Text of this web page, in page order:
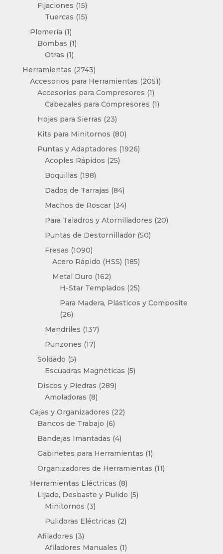
Fijaciones 1515
productos
Tuercas 1515
Plomería 11
producto
Bombas 11
Otras 11
producto
Herramientas 27432743
productos
Accesorios para Herramientas 20512051
Accesorios para Compresores 11
producto
Cabezales para Compresores 11
Hojas para Sierras 2323
productos
Kits para Minitornos 8080
productos
Puntas y Adaptadores 19261926
Acoples Rápidos 2525
Boquillas 198198
productos
Dados de Tarrajas 8484
productos
Machos de Roscar 3434
productos
Para Taladros y Atornilladores 2020
Puntas de Destornillador 5050
Fresas 10901090
productos
Acero Rápido (HSS) 185185
Metal Duro 162162
productos
H-Star Templados 2525
productos
Para Madera, Plásticos y Composite
2626
productos
Mandriles 137137
Punzones 1717
Soldado 55
productos
Escuadras Magnéticas 55
Discos y Piedras 289289
Amoladoras 88
productos
Cajas y Organizadores 2222
Bancos de Trabajo 66
productos
Bandejas Imantadas 44
productos
Gabinetes para Herramientas 11
producto
Organizadores de Herramientas 1111
Herramientas Eléctricas 88
productos
Lijado, Desbaste y Pulido 55
Minitornos 33
productos
Pulidoras Eléctricas 22
Afiladores 33
productos
Afiladores Manuales 11